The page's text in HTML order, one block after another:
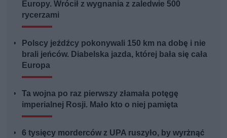
Europy. Wrócił z wygnania z zaledwie 500
rycerzami
Polscy jeźdźcy pokonywali 150 km na dobę i nie
brali jeńców. Diabelska jazda, której bała się cała
Europa
Ta wojna po raz pierwszy złamała potęgę
imperialnej Rosji. Mało kto o niej pamięta
6 tysięcy morderców z UPA ruszyło, by wyrżnąć